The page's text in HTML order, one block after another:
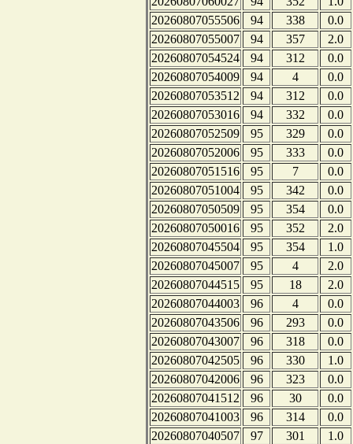
20260807055506
94 338
0.0
20260807055007
94 357
2.0
20260807054524
94 312
0.0
20260807054009
94 4
0.0
20260807053512
94 312
0.0
20260807053016
94 332
0.0
20260807052509
95 329
0.0
20260807052006
95 333
0.0
20260807051516
95 7
0.0
20260807051004
95 342
0.0
20260807050509
95 354
0.0
20260807050016
95 352
2.0
20260807045504
95 354
1.0
20260807045007
95 4
2.0
20260807044515
95 18
2.0
20260807044003
96 4
0.0
20260807043506
96 293
0.0
20260807043007
96 318
0.0
20260807042505
96 330
1.0
20260807042006
96 323
0.0
20260807041512
96 30
0.0
20260807041003
96 314
0.0
20260807040507
97 301
1.0